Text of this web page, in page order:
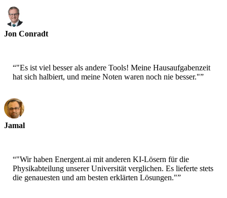
Jon Conradt
“"Es ist viel besser als andere Tools! Meine Hausaufgabenzeit
hat sich halbiert, und meine Noten waren noch nie besser."”
Jamal
“"Wir haben Energent.ai mit anderen KI-Lösern für die
Physikabteilung unserer Universität verglichen. Es lieferte stets
die genauesten und am besten erklärten Lösungen."”